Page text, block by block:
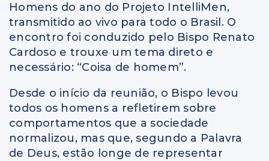
Homens do ano do Projeto IntelliMen,
transmitido ao vivo para todo o Brasil. O
encontro foi conduzido pelo Bispo Renato
Cardoso e trouxe um tema direto e
necessário: “Coisa de homem”.
Desde o início da reunião, o Bispo levou
todos os homens a refletirem sobre
comportamentos que a sociedade
normalizou, mas que, segundo a Palavra
de Deus, estão longe de representar